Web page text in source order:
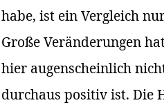
habe, ist ein Vergleich
Große Veränderungen
hier augenscheinlich
durchaus positiv ist. Die